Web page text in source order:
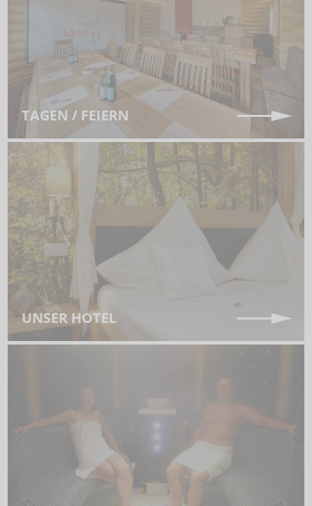
TAGEN / FEIERN
UNSER HOTEL